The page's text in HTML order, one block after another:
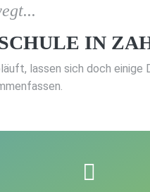
IN
lassen sich doch einige